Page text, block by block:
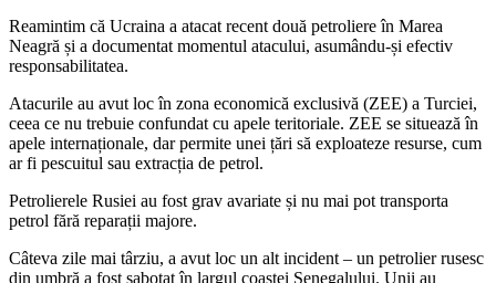
Reamintim că Ucraina a atacat recent două petroliere în Marea
Neagră și a documentat momentul atacului, asumându-și efectiv
responsabilitatea.
Atacurile au avut loc în zona economică exclusivă (ZEE) a Turciei,
ceea ce nu trebuie confundat cu apele teritoriale. ZEE se situează în
apele internaționale, dar permite unei țări să exploateze resurse, cum
ar fi pescuitul sau extracția de petrol.
Petrolierele Rusiei au fost grav avariate și nu mai pot transporta
petrol fără reparații majore.
Câteva zile mai târziu, a avut loc un alt incident – un petrolier rusesc
din umbră a fost sabotat în largul coastei Senegalului. Unii au